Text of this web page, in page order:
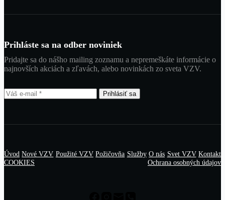
Prihláste sa na odber noviniek
Pridajte sa do nášho mailing zoznamu a nepremeškáte informácie o
najnovších akciách a zľavách, alebo novinkách zo sveta VZV.
Prihlásiť sa
Úvod Nové VZV Použité VZV Požičovňa Služby O nás Svet VZV Kontakt
COOKIES
Ochrana osobných údajov